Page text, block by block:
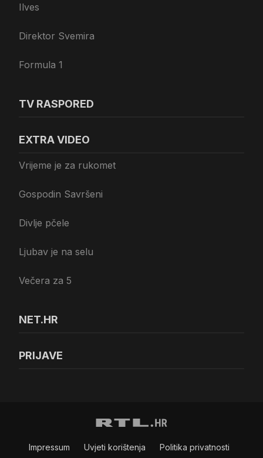
Ilves
Direktor Svemira
Formula 1
TV RASPORED
EXTRA VIDEO
Vrijeme je za rukomet
Gospodin Savršeni
Divlje pčele
Ljubav je na selu
Večera za 5
NET.HR
PRIJAVE
Impressum Uvjeti korištenja Politika privatnosti